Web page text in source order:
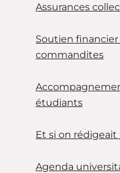
Assurances
Soutien
commandites
étudiants
Et si on rédigeait
Agenda